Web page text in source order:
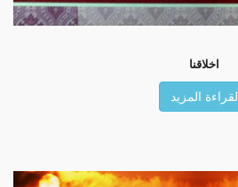
اخلاقنا
لقراءة المزيد